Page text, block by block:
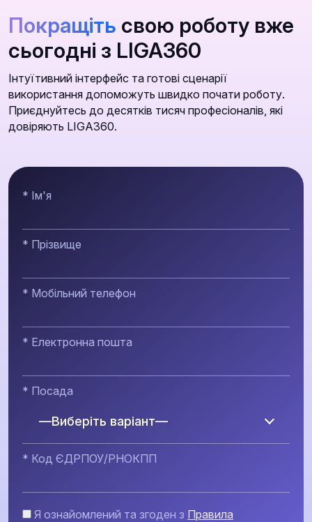
Покращіть свою роботу вже
сьогодні з LIGA360
Інтуїтивний інтерфейс та готові сценарії
використання допоможуть швидко почати роботу.
Приєднуйтесь до десятків тисяч професіоналів, які
довіряють LIGA360.
* Ім'я
* Прізвище
* Мобільний телефон
* Електронна пошта
* Посада
—Виберіть варіант—
* Код ЄДРПОУ/РНОКПП
Я ознайомлений та згоден з Правила